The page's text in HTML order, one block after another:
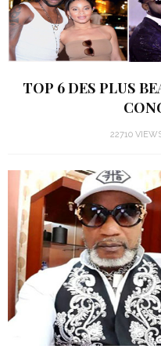
TOP 6 DES PLUS
22710